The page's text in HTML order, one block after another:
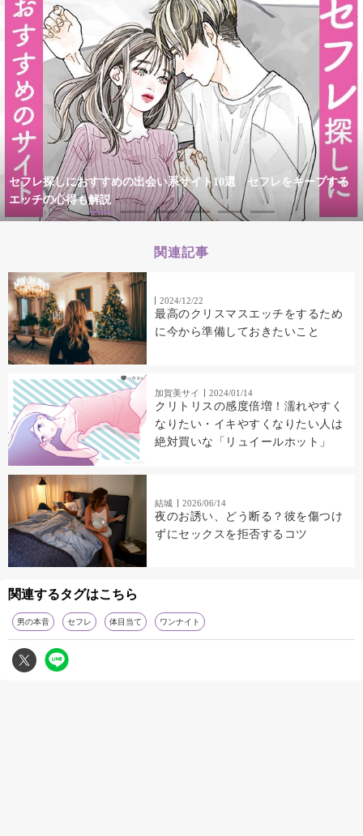
セフレ探しにおすすめの出会い系サイト10選 セフレをキープする
エッチの心得も解説
関連記事
2024/12/22
最高のクリスマスエッチをするため
に今から準備しておきたいこと
加賀美サイ 2024/01/14
クリトリスの感度倍増！濡れやすく
なりたい・イキやすくなりたい人は
絶対買いな「リュイールホット」
結城 2026/06/14
夜のお誘い、どう断る？彼を傷つけ
ずにセックスを拒否するコツ
関連するタグはこちら
男の本音 セフレ 体目当て ワンナイト